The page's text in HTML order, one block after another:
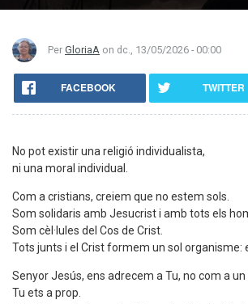
Per GloriaA on dc., 13/05/2026 - 00:00
FACEBOOK TWITTER
No pot existir una religió individualista,
ni una moral individual.
Com a cristians, creiem que no estem sols.
Som solidaris amb Jesucrist i amb tots els
Som cèl·lules del Cos de Crist.
Tots junts i el Crist formem un sol organisme:
Senyor Jesús, ens adrecem a Tu, no com a un
Tu ets a prop.